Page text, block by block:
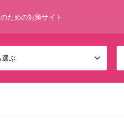
ための対策サイト
選ぶ